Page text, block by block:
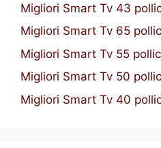
Migliori Smart Tv 43
Migliori Smart Tv 65
Migliori Smart Tv 55
Migliori Smart Tv 50
Migliori Smart Tv 40